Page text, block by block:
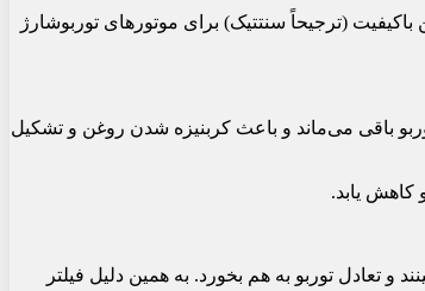
(ترجیحاً سنتتیک) برای موتورهای توربوشارژ
باقی می‌ماند و باعث کربنیزه شدن روغن و تشکیل
کاهش یابد.
تعادل توربو به هم بخورد. به همین دلیل فیلتر